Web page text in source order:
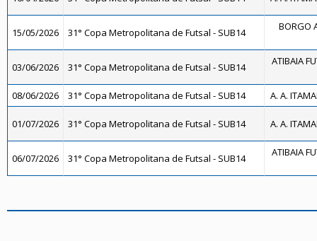
15/05/2026 31° Copa Metropolitana de Futsal - SUB14 BORGO
03/06/2026 31° Copa Metropolitana de Futsal - SUB14 ATIBAIA
08/06/2026 31° Copa Metropolitana de Futsal - SUB14 A. A.
01/07/2026 31° Copa Metropolitana de Futsal - SUB14 A. A.
06/07/2026 31° Copa Metropolitana de Futsal - SUB14 ATIBAIA